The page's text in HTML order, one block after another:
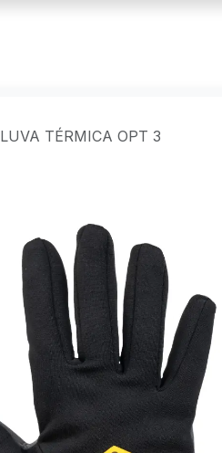
LUVA TÉRMICA OPT 3